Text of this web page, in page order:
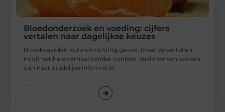
Bloedonderzoek en voeding: cijfers
vertalen naar dagelijkse keuzes
Bloedwaarden kunnen richting geven, maar ze vertellen
nooit het hele verhaal zonder context. Veel mensen zoeken
dan naar duidelijke informatie,
...